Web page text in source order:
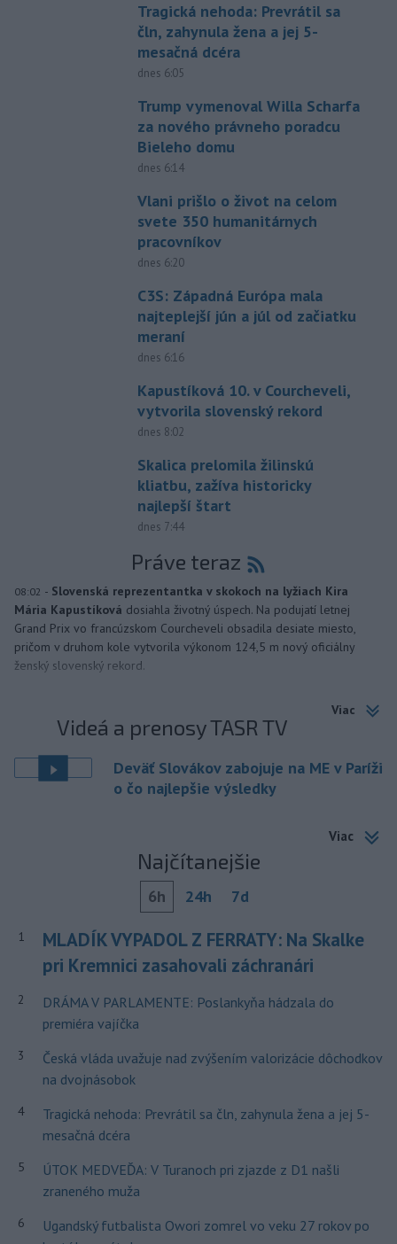
Tragická nehoda: Prevrátil sa
čln, zahynula žena a jej 5-
mesačná dcéra
dnes 6:05
Trump vymenoval Willa Scharfa
za nového právneho poradcu
Bieleho domu
dnes 6:14
Vlani prišlo o život na celom
svete 350 humanitárnych
pracovníkov
dnes 6:20
C3S: Západná Európa mala
najteplejší jún a júl od začiatku
meraní
dnes 6:16
Kapustíková 10. v Courcheveli,
vytvorila slovenský rekord
dnes 8:02
Skalica prelomila žilinskú
kliatbu, zažíva historicky
najlepší štart
dnes 7:44
Práve teraz
08:02 - Slovenská reprezentantka v skokoch na lyžiach Kira
Mária Kapustíková dosiahla životný úspech. Na podujatí letnej
Grand Prix vo francúzskom Courcheveli obsadila desiate miesto,
pričom v druhom kole vytvorila výkonom 124,5 m nový oficiálny
ženský slovenský rekord.
Viac
Videá a prenosy TASR TV
Deväť Slovákov zabojuje na ME v Paríži
o čo najlepšie výsledky
Viac
Najčítanejšie
6h 24h 7d
1
MLADÍK VYPADOL Z FERRATY: Na Skalke
pri Kremnici zasahovali záchranári
2
DRÁMA V PARLAMENTE: Poslankyňa hádzala do
premiéra vajíčka
3
Česká vláda uvažuje nad zvýšením valorizácie dôchodkov
na dvojnásobok
4
Tragická nehoda: Prevrátil sa čln, zahynula žena a jej 5-
mesačná dcéra
5
ÚTOK MEDVEĎA: V Turanoch pri zjazde z D1 našli
zraneného muža
6
Ugandský futbalista Owori zomrel vo veku 27 rokov po